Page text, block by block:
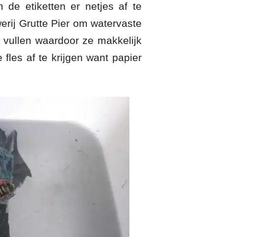
de etiketten er netjes af te
Grutte Pier om watervaste
waardoor ze makkelijk
fles af te krijgen want papier